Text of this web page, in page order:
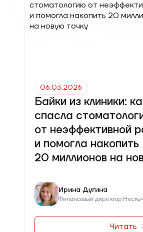
06.03.2026
Байки из клиники:
спасла
от неэффективной
и помогла накопить
20 миллионов на
Ирина Дугина
Финансовый директор
Читать